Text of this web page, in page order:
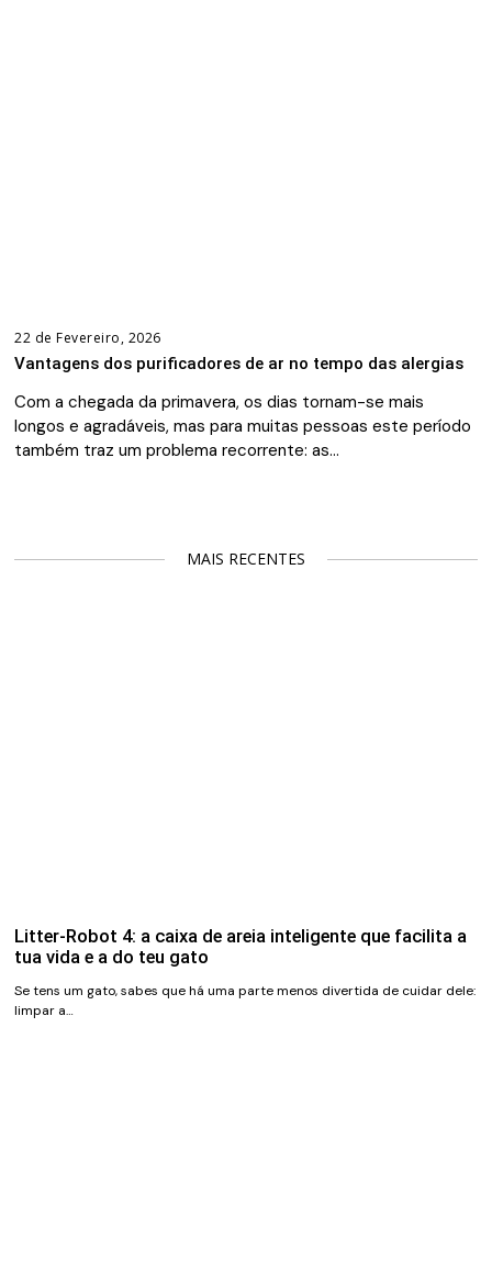
22 de Fevereiro, 2026
Vantagens dos purificadores de ar no tempo das alergias
Com a chegada da primavera, os dias tornam-se mais
longos e agradáveis, mas para muitas pessoas este período
também traz um problema recorrente: as…
MAIS RECENTES
Litter-Robot 4: a caixa de areia inteligente que facilita a
tua vida e a do teu gato
Se tens um gato, sabes que há uma parte menos divertida de cuidar dele:
limpar a…